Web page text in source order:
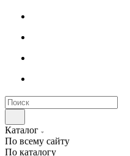
Каталог
По всему сайту
По каталогу